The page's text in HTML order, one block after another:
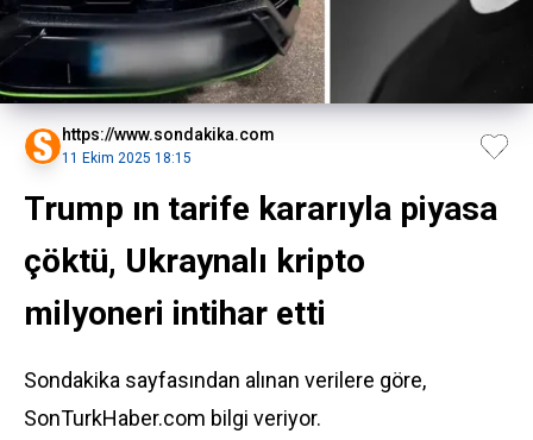
https://www.sondakika.com
11 Ekim 2025 18:15
Trump ın tarife kararıyla piyasa
çöktü, Ukraynalı kripto
milyoneri intihar etti
Sondakika sayfasından alınan verilere göre,
SonTurkHaber.com bilgi veriyor.